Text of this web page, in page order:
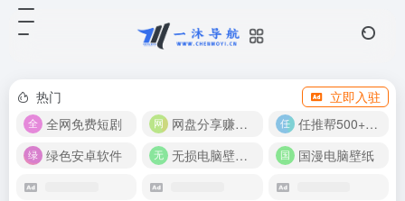
热门
立即入驻
全网免费短剧
网盘分享赚奖金！
任推帮500+推广项目！
绿色安卓软件
无损电脑壁纸合集 国漫电脑壁纸